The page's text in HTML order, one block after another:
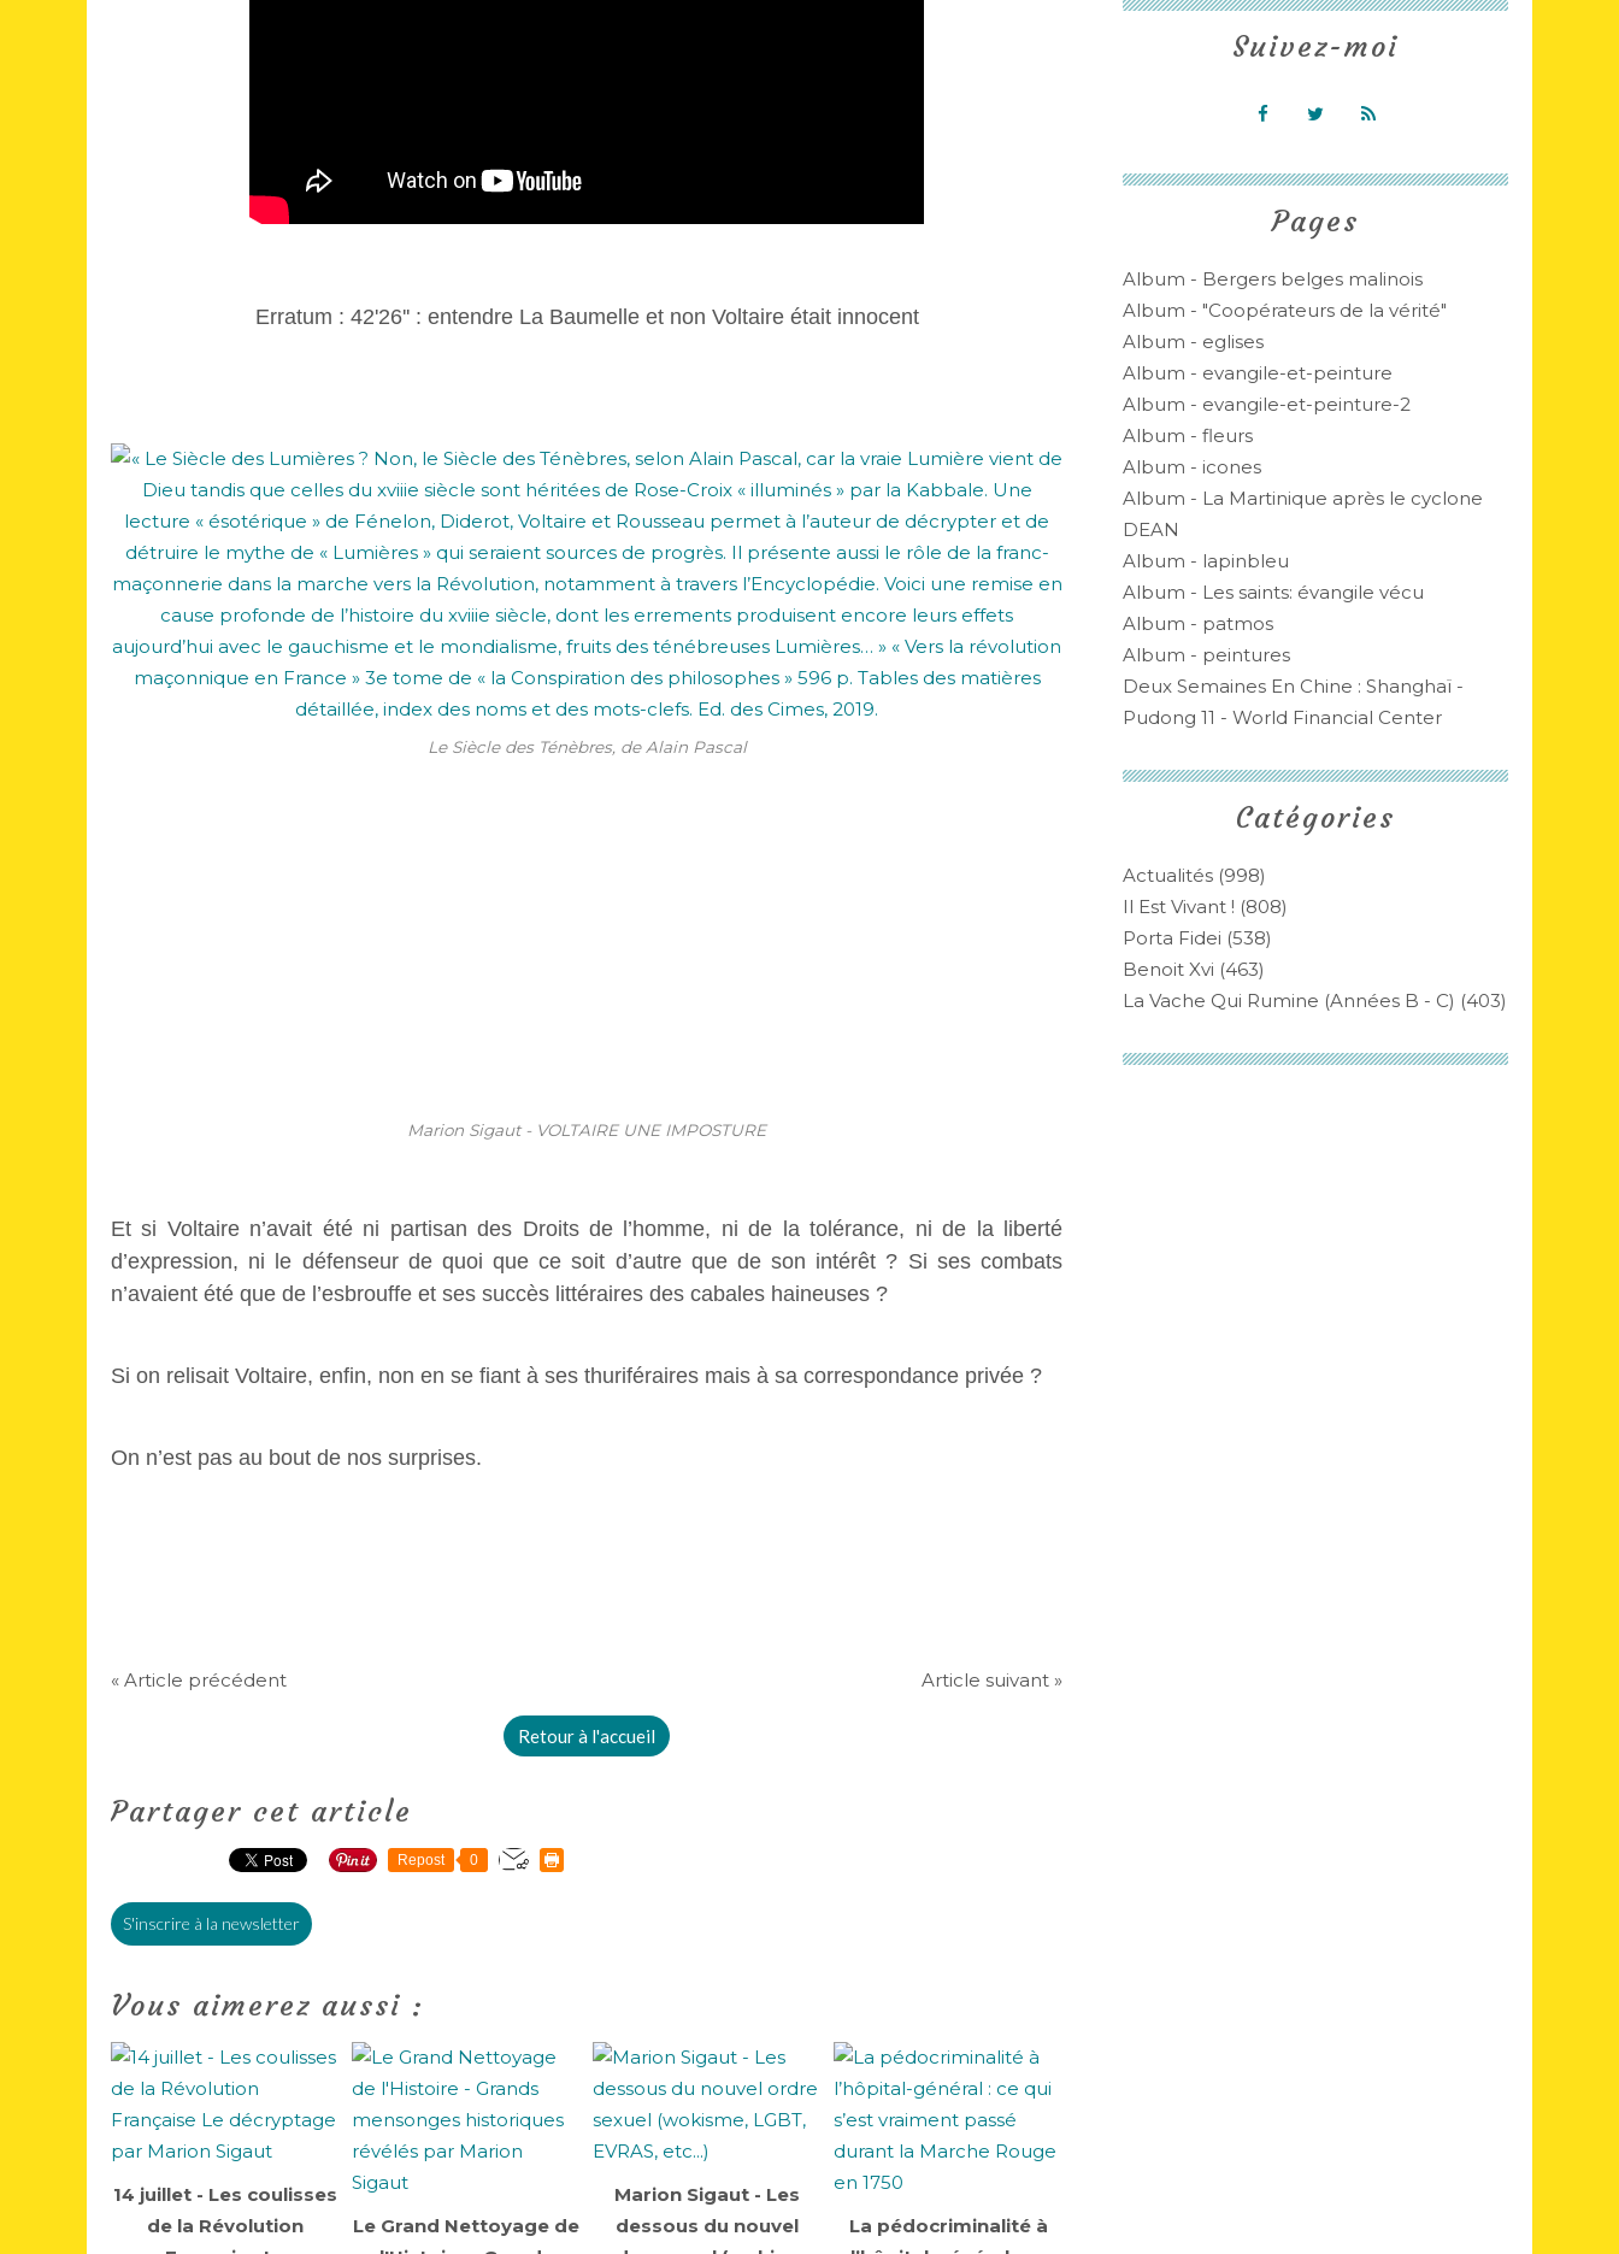
Erratum : 42'26'' : entendre La Baumelle et non Voltaire était innocent
Le Siècle des Ténèbres, de Alain Pascal
Marion Sigaut - VOLTAIRE UNE IMPOSTURE
Et si Voltaire n’avait été ni partisan des Droits de l’homme, ni de la tolérance, ni de la liberté
d’expression, ni le défenseur de quoi que ce soit d’autre que de son intérêt ? Si ses combats
n’avaient été que de l’esbrouffe et ses succès littéraires des cabales haineuses ?
Si on relisait Voltaire, enfin, non en se fiant à ses thuriféraires mais à sa correspondance privée ?
On n’est pas au bout de nos surprises.
« Article précédent Article suivant »
Retour à l'accueil
Partager cet article
Repost 0
S'inscrire à la newsletter
Vous aimerez aussi :
14 juillet - Les coulisses
de la Révolution
Le Grand Nettoyage de
Marion Sigaut - Les
dessous du nouvel
La pédocriminalité à
Catégories
Actualités (998)
Il Est Vivant ! (808)
Porta Fidei (538)
Benoit Xvi (463)
La Vache Qui Rumine (années B - C) (403)
Pages
Album - Bergers belges malinois
Album - "Coopérateurs de la vérité"
Album - eglises
Album - evangile-et-peinture
Album - evangile-et-peinture-2
Album - fleurs
Album - icones
Album - La Martinique après le cyclone
DEAN
Album - lapinbleu
Album - Les saints: évangile vécu
Album - patmos
Album - peintures
Deux Semaines En Chine : Shanghaï -
Pudong 11 - World Financial Center
Suivez-moi